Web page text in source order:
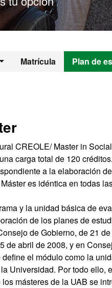
Matrícula Plan de
-
CREOLE/ Master in
carga total de 120
a la elaboración
es idéntica en todas
y la unidad básica de
de los planes de
de Gobierno, de 21
de abril de 2008, y en
el módulo como la
Universidad. Por todo ello,
másteres de la UAB se